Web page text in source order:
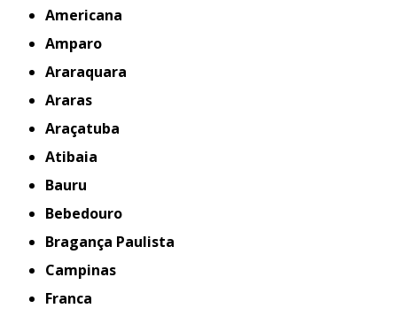
Americana
Amparo
Araraquara
Araras
Araçatuba
Atibaia
Bauru
Bebedouro
Bragança Paulista
Campinas
Franca